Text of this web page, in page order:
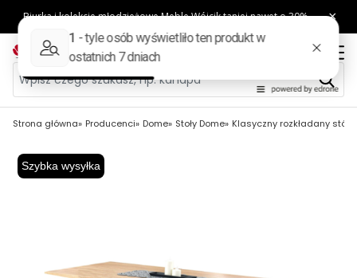
Strona główna Producenci Dome Stoły Dome Klasyczny rozkładany stół
Szybka wysyłka